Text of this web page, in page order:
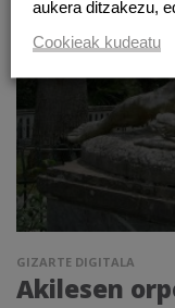
GIZARTE DIGITALA
Akilesen
aukera ditzakezu,
Cookieak kudeatu